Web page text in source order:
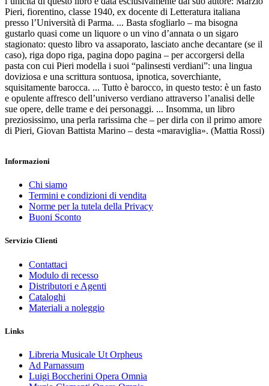
Pieri, fiorentino, classe 1940, ex docente di Letteratura italiana
presso l’Università di Parma. ... Basta sfogliarlo – ma bisogna
gustarlo quasi come un liquore o un vino d’annata o un sigaro
stagionato: questo libro va assaporato, lasciato anche decantare (se il
caso), riga dopo riga, pagina dopo pagina – per accorgersi della
pasta con cui Pieri modella i suoi “palinsesti verdiani”: una lingua
doviziosa e una scrittura sontuosa, ipnotica, soverchiante,
squisitamente barocca. ... Tutto è barocco, in questo testo: è un fasto
e opulente affresco dell’universo verdiano attraverso l’analisi delle
sue opere, delle trame e dei personaggi. ... Insomma, un libro
preziosissimo, una perla rarissima che – per dirla con il primo amore
di Pieri, Giovan Battista Marino – desta «maraviglia». (Mattia Rossi)
Informazioni
Chi siamo
Termini e condizioni di vendita
Norme per la tutela della Privacy
Buoni Sconto
Servizio Clienti
Contattaci
Modulo di recesso
Distributori e Agenti
Cataloghi
Materiali a noleggio
Links
Libreria Musicale Ut Orpheus
Ad Parnassum
Luigi Boccherini Opera Omnia